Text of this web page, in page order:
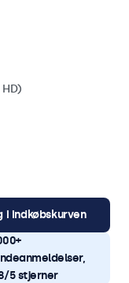
i indkøbskurven
5 stjerner